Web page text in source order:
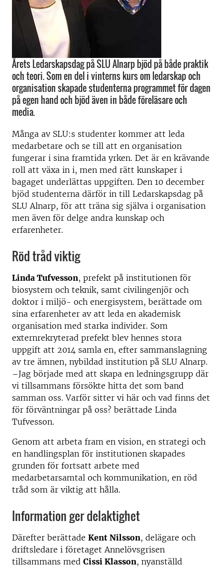
Årets Ledarskapsdag på SLU Alnarp bjöd på både praktik
och teori. Som en del i vinterns kurs om ledarskap och
organisation skapade studenterna programmet för dagen
på egen hand och bjöd även in både föreläsare och
media.
Många av SLU:s studenter kommer att leda
medarbetare och se till att en organisation
fungerar i sina framtida yrken. Det är en krävande
roll att växa in i, men med rätt kunskaper i
bagaget underlättas uppgiften. Den 10 december
bjöd studenterna därför in till Ledarskapsdag på
SLU Alnarp, för att träna sig själva i organisation
men även för delge andra kunskap och
erfarenheter.
Röd tråd viktig
Linda Tufvesson, prefekt på institutionen för
biosystem och teknik, samt civilingenjör och
doktor i miljö- och energisystem, berättade om
sina erfarenheter av att leda en akademisk
organisation med starka individer. Som
externrekryterad prefekt blev hennes stora
uppgift att 2014 samla en, efter sammanslagning
av tre ämnen, nybildad institution på SLU Alnarp.
–Jag började med att skapa en ledningsgrupp där
vi tillsammans försökte hitta det som band
samman oss. Varför sitter vi här och vad finns det
för förväntningar på oss? berättade Linda
Tufvesson.
Genom att arbeta fram en vision, en strategi och
en handlingsplan för institutionen skapades
grunden för fortsatt arbete med
medarbetarsamtal och kommunikation, en röd
tråd som är viktig att hålla.
Information ger delaktighet
Därefter berättade Kent Nilsson, delägare och
driftsledare i företaget Annelövsgrisen
tillsammans med Cissi Klasson, nyanställd